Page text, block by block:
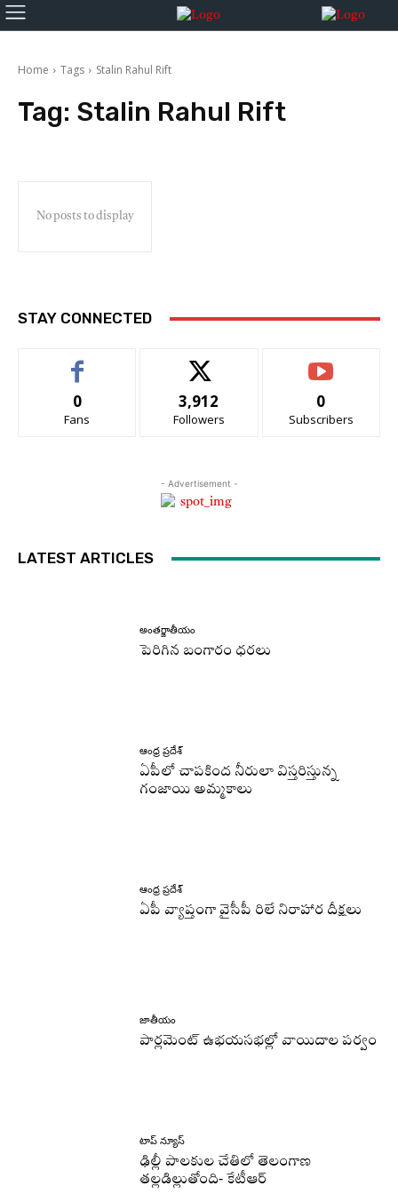
Home Tags Stalin Rahul Rift
Tag: Stalin Rahul Rift
No posts to display
STAY CONNECTED
0
Fans
3,912
Followers
0
Subscribers
- Advertisement -
LATEST ARTICLES
అంతర్జాతీయం
పెరిగిన బంగారం ధరలు
ఆంధ్ర ప్రదేశ్
ఏపీలో చాపకింద నీరులా విస్తరిస్తున్న
గంజాయి అమ్మకాలు
ఆంధ్ర ప్రదేశ్
ఏపీ వ్యాప్తంగా వైసీపీ రిలే నిరాహార దీక్షలు
జాతీయం
పార్లమెంట్ ఉభయసభల్లో వాయిదాల పర్వం
టాప్ న్యూస్
ఢిల్లీ పాలకుల చేతిలో తెలంగాణ
తల్లడిల్లుతోంది- కేటీఆర్